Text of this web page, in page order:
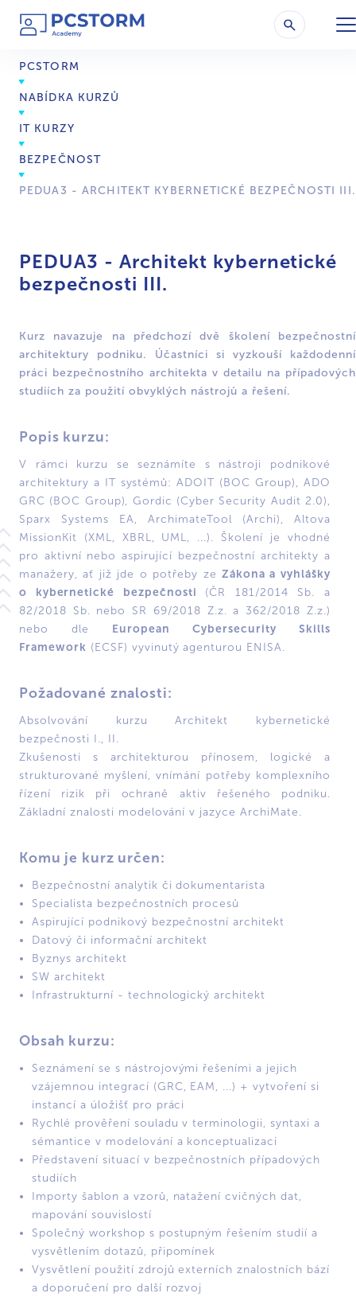
PCSTORM
NABÍDKA KURZŮ
IT KURZY
BEZPEČNOST
PEDUA3 - ARCHITEKT KYBERNETICKÉ BEZPEČNOSTI III.
PEDUA3 - Architekt kybernetické
bezpečnosti III.
Kurz navazuje na předchozí dvě školení bezpečnostní
architektury podniku. Účastníci si vyzkouší každodenní
práci bezpečnostního architekta v detailu na případových
studiích za použití obvyklých nástrojů a řešení.
Popis kurzu:
V rámci kurzu se seznámíte s nástroji podnikové
architektury a IT systémů: ADOIT (BOC Group), ADO
GRC (BOC Group), Gordic (Cyber Security Audit 2.0),
Sparx Systems EA, ArchimateTool (Archi), Altova
MissionKit (XML, XBRL, UML, ...). Školení je vhodné
pro aktivní nebo aspirující bezpečnostní architekty a
manažery, ať již jde o potřeby zeZákona a vyhlášky
o kybernetické bezpečnosti (ČR 181/2014 Sb. a
82/2018 Sb. nebo SR 69/2018 Z.z. a 362/2018 Z.z.)
nebo dle European Cybersecurity Skills
Framework (ECSF) vyvinutý agenturou ENISA.
Požadované znalosti:
Absolvování kurzu Architekt kybernetické
bezpečnosti I., II.
Zkušenosti s architekturou přínosem, logické a
strukturované myšlení, vnímání potřeby komplexního
řízení rizik při ochraně aktiv řešeného podniku.
Základní znalosti modelování v jazyce ArchiMate.
Komu je kurz určen:
Bezpečnostní analytik či dokumentarista
Specialista bezpečnostních procesů
Aspirující podnikový bezpečnostní architekt
Datový či informační architekt
Byznys architekt
SW architekt
Infrastrukturní - technologický architekt
Obsah kurzu:
Seznámení se s nástrojovými řešeními a jejich
vzájemnou integrací (GRC, EAM, ...) + vytvoření si
instancí a úložišť pro práci
Rychlé prověření souladu v terminologii, syntaxi a
sémantice v modelování a konceptualizaci
Představení situací v bezpečnostních případových
studiích
Importy šablon a vzorů, natažení cvičných dat,
mapování souvislostí
Společný workshop s postupným řešením studií a
vysvětlením dotazů, připomínek
Vysvětlení použití zdrojů externích znalostních bází
a doporučení pro další rozvoj